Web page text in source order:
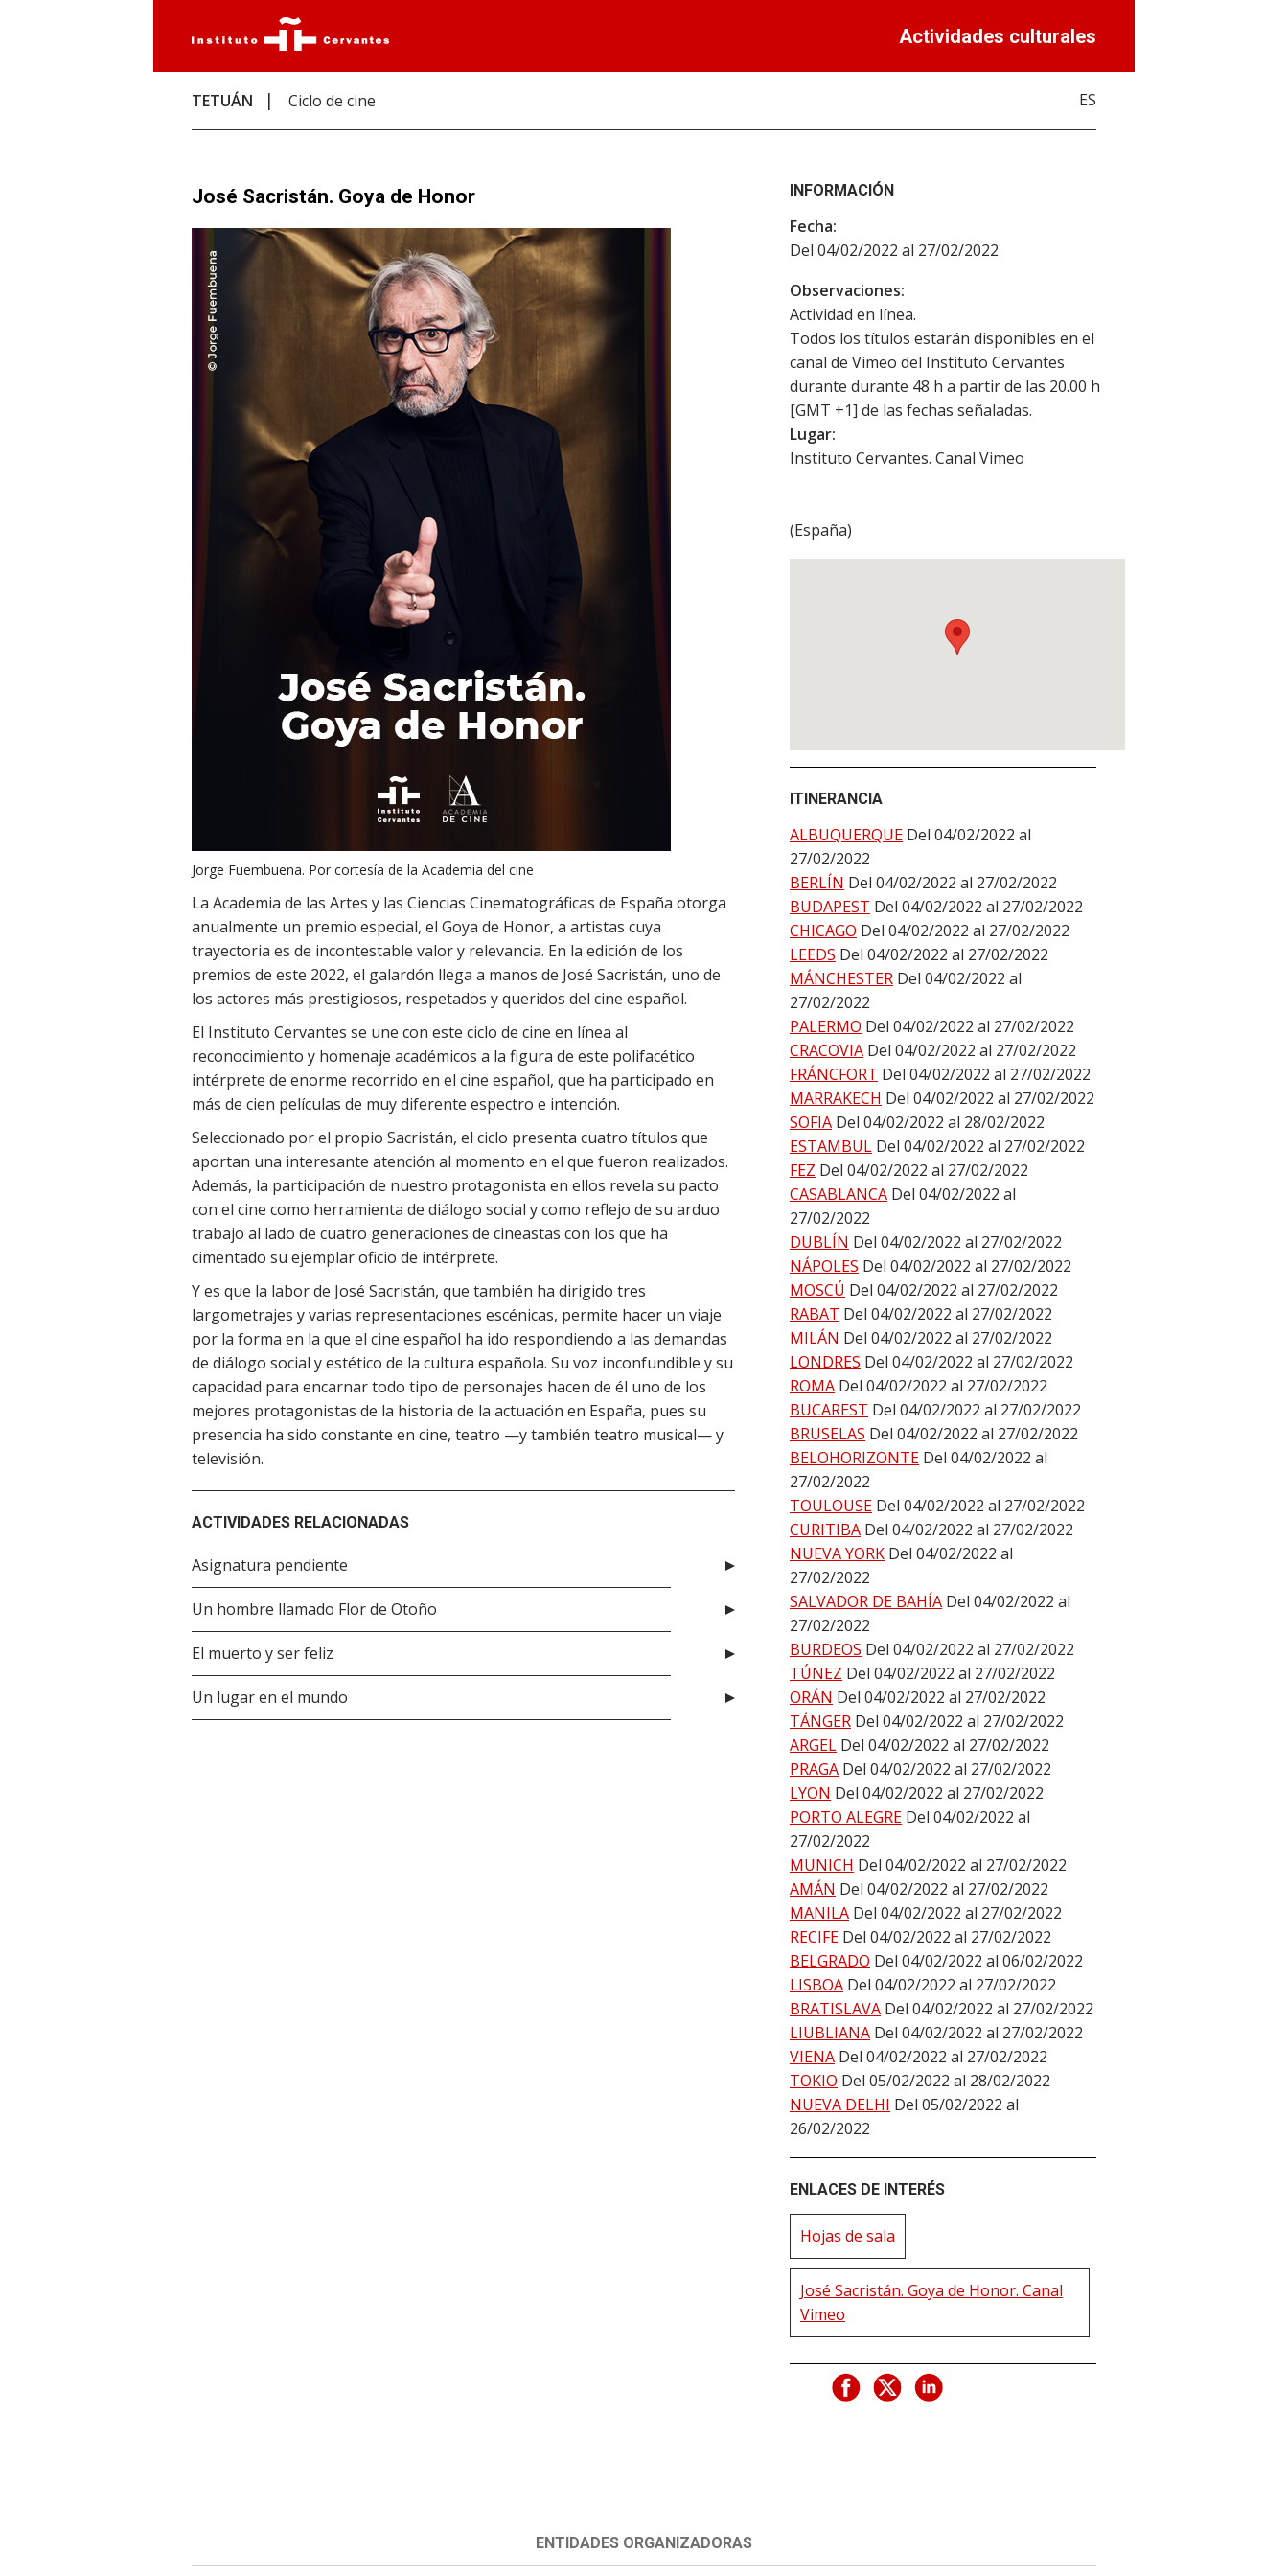
Actividades culturales
TETUÁN Ciclo de cine ES
José Sacristán. Goya de Honor
Jorge Fuembuena. Por cortesía de la Academia del cine
La Academia de las Artes y las Ciencias Cinematográficas de España otorga
anualmente un premio especial, el Goya de Honor, a artistas cuya
trayectoria es de incontestable valor y relevancia. En la edición de los
premios de este 2022, el galardón llega a manos de José Sacristán, uno de
los actores más prestigiosos, respetados y queridos del cine español.
El Instituto Cervantes se une con este ciclo de cine en línea al
reconocimiento y homenaje académicos a la figura de este polifacético
intérprete de enorme recorrido en el cine español, que ha participado en
más de cien películas de muy diferente espectro e intención.
Seleccionado por el propio Sacristán, el ciclo presenta cuatro títulos que
aportan una interesante atención al momento en el que fueron realizados.
Además, la participación de nuestro protagonista en ellos revela su pacto
con el cine como herramienta de diálogo social y como reflejo de su arduo
trabajo al lado de cuatro generaciones de cineastas con los que ha
cimentado su ejemplar oficio de intérprete.
Y es que la labor de José Sacristán, que también ha dirigido tres
largometrajes y varias representaciones escénicas, permite hacer un viaje
por la forma en la que el cine español ha ido respondiendo a las demandas
de diálogo social y estético de la cultura española. Su voz inconfundible y su
capacidad para encarnar todo tipo de personajes hacen de él uno de los
mejores protagonistas de la historia de la actuación en España, pues su
presencia ha sido constante en cine, teatro —y también teatro musical— y
televisión.
ACTIVIDADES RELACIONADAS
Asignatura pendiente
Un hombre llamado Flor de Otoño
El muerto y ser feliz
Un lugar en el mundo
INFORMACIÓN
Fecha:
Del 04/02/2022 al 27/02/2022
Observaciones:
Actividad en línea.
Todos los títulos estarán disponibles en el
canal de Vimeo del Instituto Cervantes
durante durante 48 h a partir de las 20.00 h
[GMT +1] de las fechas señaladas.
Lugar:
Instituto Cervantes. Canal Vimeo
(España)
ITINERANCIA
ALBUQUERQUE Del 04/02/2022 al
27/02/2022
BERLÍN Del 04/02/2022 al 27/02/2022
BUDAPEST Del 04/02/2022 al 27/02/2022
CHICAGO Del 04/02/2022 al 27/02/2022
LEEDS Del 04/02/2022 al 27/02/2022
MÁNCHESTER Del 04/02/2022 al
27/02/2022
PALERMO Del 04/02/2022 al 27/02/2022
CRACOVIA Del 04/02/2022 al 27/02/2022
FRÁNCFORT Del 04/02/2022 al 27/02/2022
MARRAKECH Del 04/02/2022 al 27/02/2022
SOFIA Del 04/02/2022 al 28/02/2022
ESTAMBUL Del 04/02/2022 al 27/02/2022
FEZ Del 04/02/2022 al 27/02/2022
CASABLANCA Del 04/02/2022 al
27/02/2022
DUBLÍN Del 04/02/2022 al 27/02/2022
NÁPOLES Del 04/02/2022 al 27/02/2022
MOSCÚ Del 04/02/2022 al 27/02/2022
RABAT Del 04/02/2022 al 27/02/2022
MILÁN Del 04/02/2022 al 27/02/2022
LONDRES Del 04/02/2022 al 27/02/2022
ROMA Del 04/02/2022 al 27/02/2022
BUCAREST Del 04/02/2022 al 27/02/2022
BRUSELAS Del 04/02/2022 al 27/02/2022
BELOHORIZONTE Del 04/02/2022 al
27/02/2022
TOULOUSE Del 04/02/2022 al 27/02/2022
CURITIBA Del 04/02/2022 al 27/02/2022
NUEVA YORK Del 04/02/2022 al
27/02/2022
SALVADOR DE BAHÍA Del 04/02/2022 al
27/02/2022
BURDEOS Del 04/02/2022 al 27/02/2022
TÚNEZ Del 04/02/2022 al 27/02/2022
ORÁN Del 04/02/2022 al 27/02/2022
TÁNGER Del 04/02/2022 al 27/02/2022
ARGEL Del 04/02/2022 al 27/02/2022
PRAGA Del 04/02/2022 al 27/02/2022
LYON Del 04/02/2022 al 27/02/2022
PORTO ALEGRE Del 04/02/2022 al
27/02/2022
MUNICH Del 04/02/2022 al 27/02/2022
AMÁN Del 04/02/2022 al 27/02/2022
MANILA Del 04/02/2022 al 27/02/2022
RECIFE Del 04/02/2022 al 27/02/2022
BELGRADO Del 04/02/2022 al 06/02/2022
LISBOA Del 04/02/2022 al 27/02/2022
BRATISLAVA Del 04/02/2022 al 27/02/2022
LIUBLIANA Del 04/02/2022 al 27/02/2022
VIENA Del 04/02/2022 al 27/02/2022
TOKIO Del 05/02/2022 al 28/02/2022
NUEVA DELHI Del 05/02/2022 al
26/02/2022
ENLACES DE INTERÉS
Hojas de sala
José Sacristán. Goya de Honor. Canal
Vimeo
ENTIDADES ORGANIZADORAS